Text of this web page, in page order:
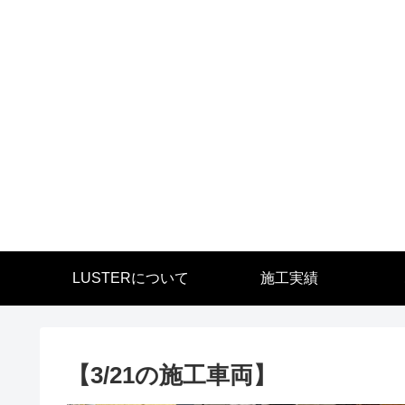
LUSTERについて 施工実績
【3/21の施工車両】